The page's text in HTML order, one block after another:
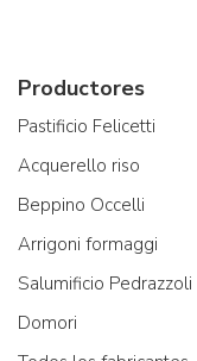
Productores
Pastificio Felicetti
Acquerello riso
Beppino Occelli
Arrigoni formaggi
Salumificio Pedrazzoli
Domori